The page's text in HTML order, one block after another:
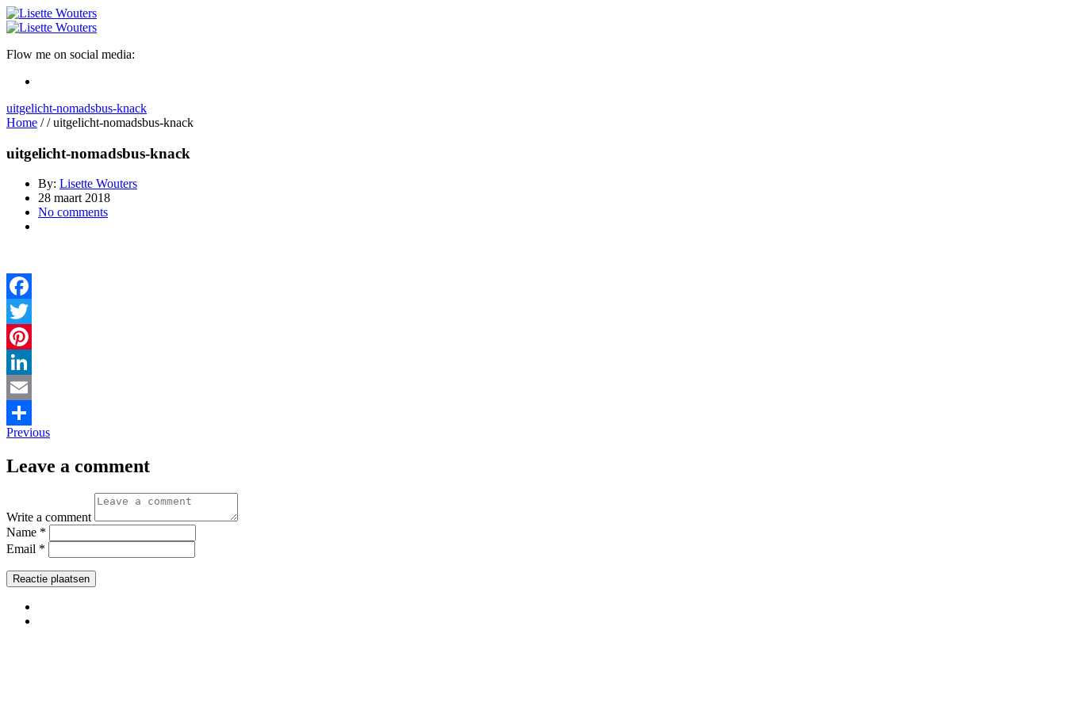
Flow me on social media:
uitgelicht-nomadsbus-knack
Home / / uitgelicht-nomadsbus-knack
uitgelicht-nomadsbus-knack
By: Lisette Wouters
28 maart 2018
No comments
Facebook
Twitter
Pinterest
LinkedIn
Email
Delen
Previous
Leave a comment
Write a comment
Name *
Email *